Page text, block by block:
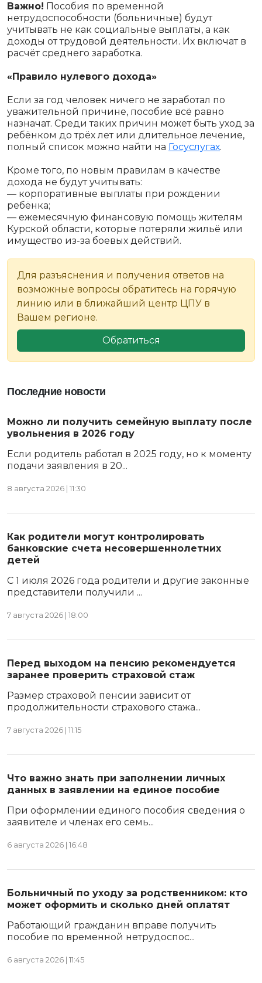
Важно! Пособия по временной
нетрудоспособности (больничные) будут
учитывать не как социальные выплаты, а как
доходы от трудовой деятельности. Их включат в
расчёт среднего заработка.
«Правило нулевого дохода»
Если за год человек ничего не заработал по
уважительной причине, пособие всё равно
назначат. Среди таких причин может быть уход за
ребёнком до трёх лет или длительное лечение,
полный список можно найти на Госуслугах.
Кроме того, по новым правилам в качестве
дохода не будут учитывать:
— корпоративные выплаты при рождении
ребёнка;
— ежемесячную финансовую помощь жителям
Курской области, которые потеряли жильё или
имущество из-за боевых действий.
Для разъяснения и получения ответов на
возможные вопросы обратитесь на горячую
линию или в ближайший центр ЦПУ в
Вашем регионе.
Обратиться
Последние новости
Можно ли получить семейную выплату после
увольнения в 2026 году
Если родитель работал в 2025 году, но к моменту
подачи заявления в 20...
8 августа 2026 | 11:30
Как родители могут контролировать
банковские счета несовершеннолетних
детей
С 1 июля 2026 года родители и другие законные
представители получили ...
7 августа 2026 | 18:00
Перед выходом на пенсию рекомендуется
заранее проверить страховой стаж
Размер страховой пенсии зависит от
продолжительности страхового стажа...
7 августа 2026 | 11:15
Что важно знать при заполнении личных
данных в заявлении на единое пособие
При оформлении единого пособия сведения о
заявителе и членах его семь...
6 августа 2026 | 16:48
Больничный по уходу за родственником: кто
может оформить и сколько дней оплатят
Работающий гражданин вправе получить
пособие по временной нетрудоспос...
6 августа 2026 | 11:45